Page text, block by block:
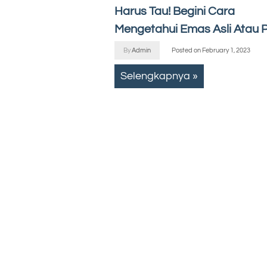
Harus Tau! Begini Cara
Mengetahui Emas Asli Atau
ByAdmin Posted on February 1, 2023
Selengkapnya »